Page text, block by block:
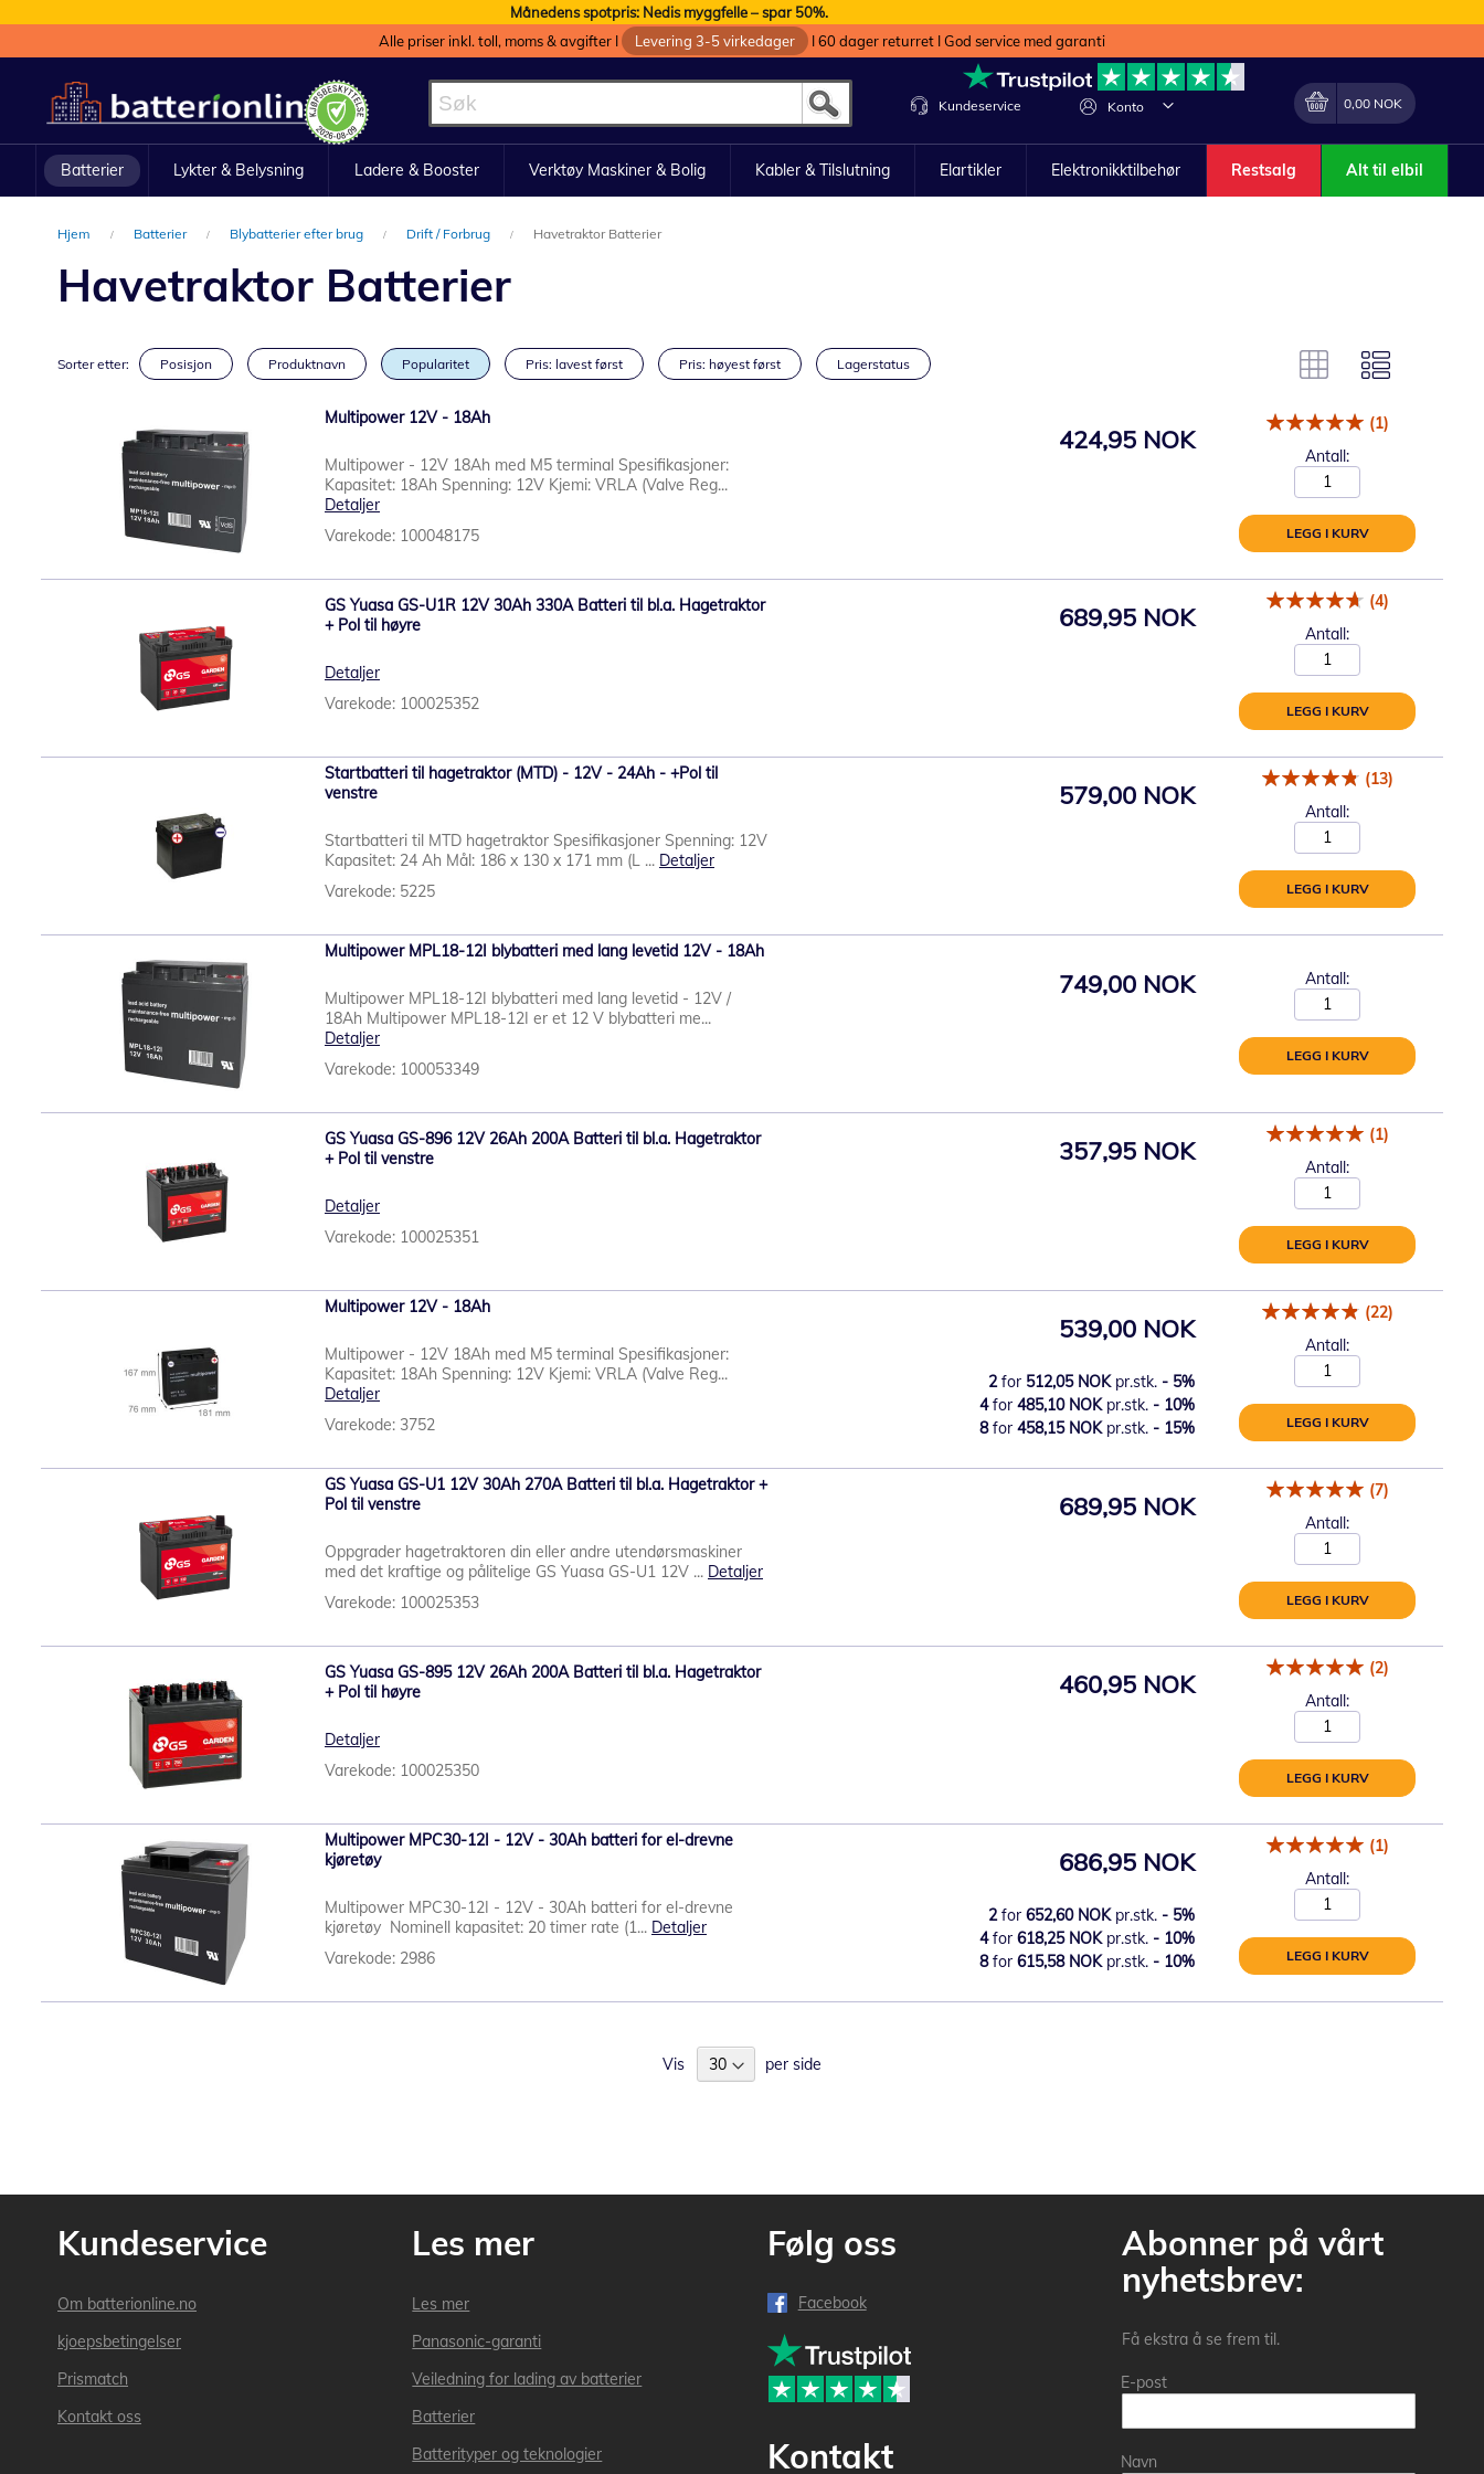
Månedens spotpris: Nedis myggfelle – spar 50%.
Alle priser inkl. toll, moms & avgifter I
Levering 3-5 virkedager I 60 dager returret I God service med garanti
til
innhold
Konto Endring
Min handlekurv
0,00 NOK
Kundeservice
Batterier Lykter & Belysning Ladere & Booster Verktøy Maskiner & Bolig Kabler & Tilslutning Elartikler Elektronikktilbehør Restsalg Alt til elbil
Hjem Batterier Blybatterier efter brug Drift / Forbrug Havetraktor Batterier
Havetraktor Batterier
Sorter etter: Posisjon Produktnavn Popularitet Pris: lavest først Pris: høyest først Lagerstatus
Multipower 12V - 18Ah
Multipower - 12V 18Ah med M5 terminal Spesifikasjoner:
Kapasitet: 18Ah Spenning: 12V Kjemi: VRLA (Valve Reg...
Detaljer
Varekode: 100048175
424,95 NOK
(1)
Antall:
LEGG I KURV
GS Yuasa GS-U1R 12V 30Ah 330A Batteri til bl.a. Hagetraktor
+ Pol til høyre
Detaljer
Varekode: 100025352
689,95 NOK
(4)
Antall:
LEGG I KURV
Startbatteri til hagetraktor (MTD) - 12V - 24Ah - +Pol til
venstre
Startbatteri til MTD hagetraktor Spesifikasjoner Spenning: 12V
Kapasitet: 24 Ah Mål: 186 x 130 x 171 mm (L ... Detaljer
Varekode: 5225
579,00 NOK
(13)
Antall:
LEGG I KURV
Multipower MPL18-12I blybatteri med lang levetid 12V - 18Ah
Multipower MPL18-12I blybatteri med lang levetid - 12V /
18Ah Multipower MPL18-12I er et 12 V blybatteri me...
Detaljer
Varekode: 100053349
749,00 NOK Antall:
LEGG I KURV
GS Yuasa GS-896 12V 26Ah 200A Batteri til bl.a. Hagetraktor
+ Pol til venstre
Detaljer
Varekode: 100025351
357,95 NOK
(1)
Antall:
LEGG I KURV
Multipower 12V - 18Ah
Multipower - 12V 18Ah med M5 terminal Spesifikasjoner:
Kapasitet: 18Ah Spenning: 12V Kjemi: VRLA (Valve Reg...
Detaljer
Varekode: 3752
539,00 NOK
2 for 512,05 NOK pr.stk. - 5%
4for 485,10 NOK pr.stk. - 10%
8for 458,15 NOK pr.stk. - 15%
(22)
Antall:
LEGG I KURV
GS Yuasa GS-U1 12V 30Ah 270A Batteri til bl.a. Hagetraktor +
Pol til venstre
Oppgrader hagetraktoren din eller andre utendørsmaskiner
med det kraftige og pålitelige GS Yuasa GS-U1 12V ... Detaljer
Varekode: 100025353
689,95 NOK
(7)
Antall:
LEGG I KURV
GS Yuasa GS-895 12V 26Ah 200A Batteri til bl.a. Hagetraktor
+ Pol til høyre
Detaljer
Varekode: 100025350
460,95 NOK
(2)
Antall:
LEGG I KURV
Multipower MPC30-12I - 12V - 30Ah batteri for el-drevne
kjøretøy
Multipower MPC30-12I - 12V - 30Ah batteri for el-drevne
kjøretøy Nominell kapasitet: 20 timer rate (1... Detaljer
Varekode: 2986
686,95 NOK
2 for 652,60 NOK pr.stk. - 5%
4for 618,25 NOK pr.stk. - 10%
8for 615,58 NOK pr.stk. - 10%
(1)
Antall:
LEGG I KURV
Vis per side
Kundeservice
Om batterionline.no
kjoepsbetingelser
Prismatch
Kontakt oss
Les mer
Les mer
Panasonic-garanti
Veiledning for lading av batterier
Batterier
Batterityper og teknologier
Følg oss
Facebook
Kontakt
Abonner på vårt
nyhetsbrev:
Få ekstra å se frem til.
E-post
Navn